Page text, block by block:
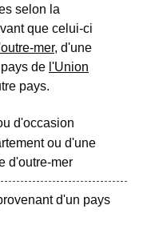
selon la
que celui-ci
mer, d'une
de l'Union
pays.
d'occasion
ou d'une
d'outre-mer
d'un pays